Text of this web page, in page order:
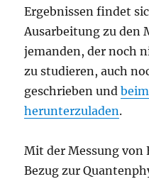
Ergebnissen findet
Ausarbeitung zu den
jemanden, der noch
zu studieren, auch
geschrieben und
herunterzuladen.
Mit der Messung
Bezug zur